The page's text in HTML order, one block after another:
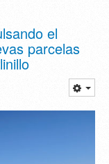
el
parcelas